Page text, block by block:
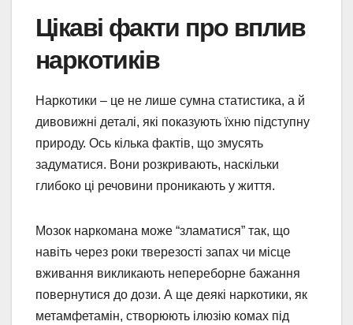
Цікаві факти про вплив
наркотиків
Наркотики – це не лише сумна статистика, а й
дивовижні деталі, які показують їхню підступну
природу. Ось кілька фактів, що змусять
задуматися. Вони розкривають, наскільки
глибоко ці речовини проникають у життя.
Мозок наркомана може “зламатися” так, що
навіть через роки тверезості запах чи місце
вживання викликають непереборне бажання
повернутися до дози. А ще деякі наркотики, як
метамфетамін, створюють ілюзію комах під